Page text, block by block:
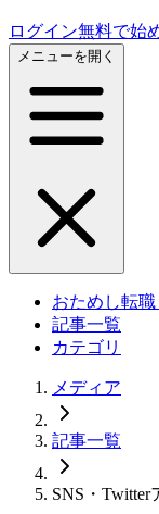
ログイン無料で始
メニューを開く
おためし転
記事一覧
カテゴリ
メディア
記事一覧
SNS・